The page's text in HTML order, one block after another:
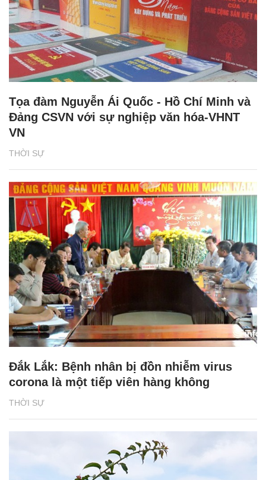
THỜI SỰ
Tọa đàm Nguyễn Ái Quốc - Hồ Chí Minh và
Đảng CSVN với sự nghiệp văn hóa-VHNT
VN
THỜI SỰ
Đắk Lắk: Bệnh nhân bị đồn nhiễm virus
corona là một tiếp viên hàng không